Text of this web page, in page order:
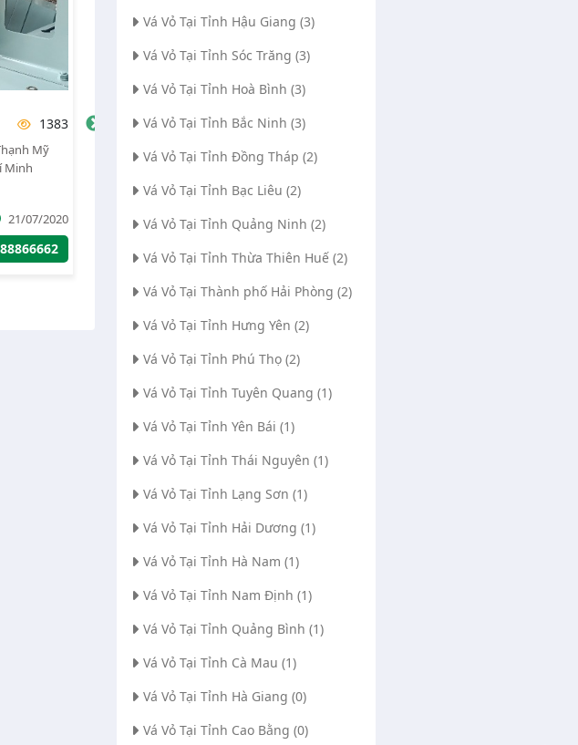
(0)
1804
Lin, Phường 13, Quận 4,
Chí Minh
Maps
16/07/2020
0373871111
(0)
Tỉnh lộ 8, Cổng A, Khu công nghiệp
Đông Nam, Xã Bình Mỹ, Huyện Củ Chi,
Thành phố Hồ Chí Minh
Mở Google Maps
Lưu Ngọc Hà
0947202151
Vá Vỏ Tại Tỉnh Hậu Giang (3)
Vá Vỏ Tại Tỉnh Sóc Trăng (3)
Vá Vỏ Tại Tỉnh Hoà Bình (3)
Vá Vỏ Tại Tỉnh Bắc Ninh (3)
Vá Vỏ Tại Tỉnh Đồng Tháp (2)
Vá Vỏ Tại Tỉnh Bạc Liêu (2)
Vá Vỏ Tại Tỉnh Quảng Ninh (2)
Vá Vỏ Tại Tỉnh Thừa Thiên Huế (2)
Vá Vỏ Tại Thành phố Hải Phòng (2)
Vá Vỏ Tại Tỉnh Hưng Yên (2)
Vá Vỏ Tại Tỉnh Phú Thọ (2)
Vá Vỏ Tại Tỉnh Tuyên Quang (1)
Vá Vỏ Tại Tỉnh Yên Bái (1)
Vá Vỏ Tại Tỉnh Thái Nguyên (1)
Vá Vỏ Tại Tỉnh Lạng Sơn (1)
Vá Vỏ Tại Tỉnh Hải Dương (1)
Vá Vỏ Tại Tỉnh Hà Nam (1)
Vá Vỏ Tại Tỉnh Nam Định (1)
Vá Vỏ Tại Tỉnh Quảng Bình (1)
Vá Vỏ Tại Tỉnh Cà Mau (1)
Vá Vỏ Tại Tỉnh Hà Giang (0)
Vá Vỏ Tại Tỉnh Cao Bằng (0)